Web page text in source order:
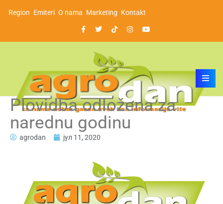
Region Emiteri O nama Marketing Kontakt
Plovidba odložena za
narednu godinu
agrodan јул 11, 2020